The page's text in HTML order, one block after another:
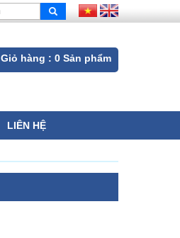
Giỏ hàng : 0 Sản phẩm
LIÊN HỆ